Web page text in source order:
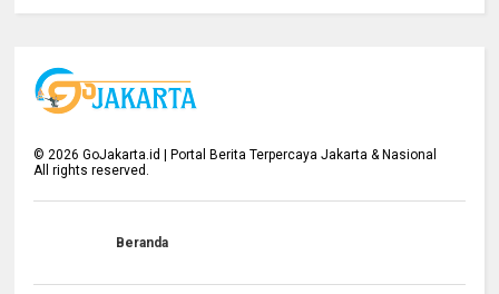
©2026 GoJakarta.id | Portal Berita Terpercaya Jakarta & Nasional
All rights reserved.
Beranda